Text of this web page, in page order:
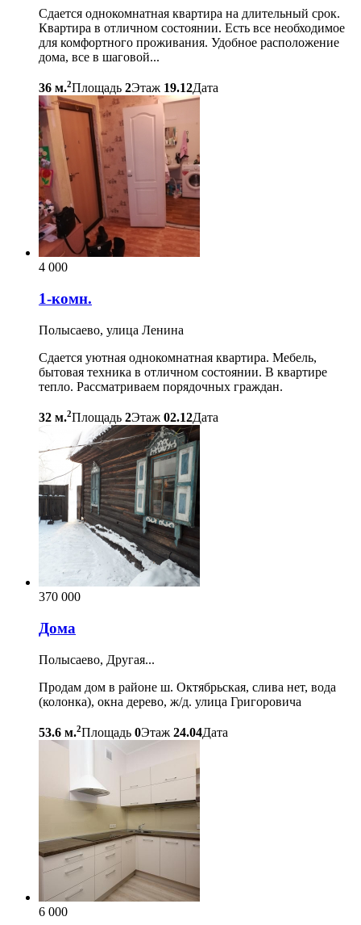
Сдается однокомнатная квартира на длительный срок.
Квартира в отличном состоянии. Есть все необходимое
для комфортного проживания. Удобное расположение
дома, все в шаговой...
36 м.2Площадь 2Этаж 19.12Дата
4 000
1-комн.
Полысаево, улица Ленина
Сдается уютная однокомнатная квартира. Мебель,
бытовая техника в отличном состоянии. В квартире
тепло. Рассматриваем порядочных граждан.
32 м.2Площадь 2Этаж 02.12Дата
370 000
Дома
Полысаево, Другая...
Продам дом в районе ш. Октябрьская, слива нет, вода
(колонка), окна дерево, ж/д. улица Григоровича
53.6 м.2Площадь 0Этаж 24.04Дата
6 000